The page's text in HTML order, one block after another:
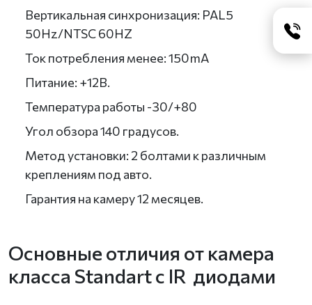
Вертикальная синхронизация: PAL5
50Hz/NTSC 60HZ
Ток потребления менее: 150mA
Питание: +12В.
Температура работы -30/+80
Угол обзора 140 градусов.
Метод установки: 2 болтами к различным
креплениям под авто.
Гарантия на камеру 12 месяцев.
Основные отличия от камера
класса Standart с IR диодами